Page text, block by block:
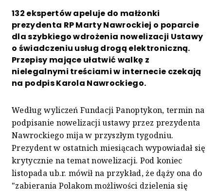
132 ekspertów apeluje do małżonki
prezydenta RP Marty Nawrockiej o poparcie
dla szybkiego wdrożenia nowelizacji Ustawy
o świadczeniu usług drogą elektroniczną.
Przepisy mające ułatwić walkę z
nielegalnymi treściami w internecie czekają
na podpis Karola Nawrockiego.
Według wyliczeń Fundacji Panoptykon, termin na
podpisanie nowelizacji ustawy przez prezydenta
Nawrockiego mija w przyszłym tygodniu.
Prezydent w ostatnich miesiącach wypowiadał się
krytycznie na temat nowelizacji. Pod koniec
listopada ub.r. mówił na przykład, że dąży ona do
"zabierania Polakom możliwości dzielenia się